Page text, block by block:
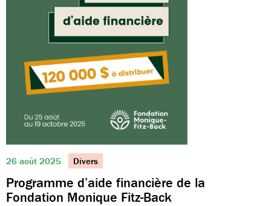
26 août 2025 Divers
Programme d’aide financière de la
Fondation Monique Fitz-Back